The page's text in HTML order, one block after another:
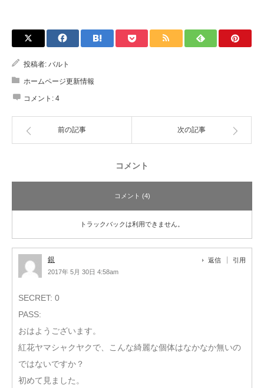
投稿者: バルト
ホームページ更新情報
コメント: 4
前の記事 次の記事
コメント
コメント (4)
トラックバックは利用できません。
銀
2017年 5月 30日 4:58am
返信 引用
SECRET: 0
PASS:
おはようございます。
紅花ヤマシャクヤクで、こんな綺麗な個体はなかなか無いの
ではないですか？
初めて見ました。